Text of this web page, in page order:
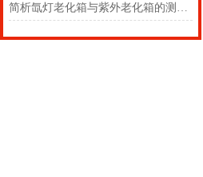
简析氙灯老化箱与紫外老化箱的测试原理